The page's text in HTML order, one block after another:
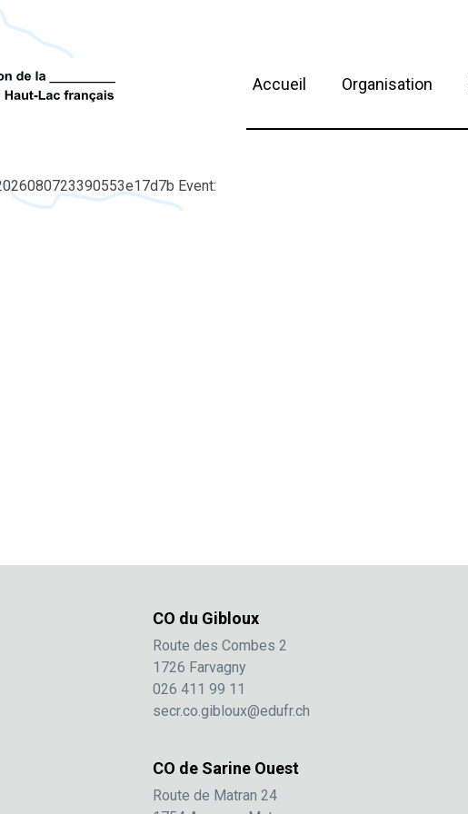
Accueil Organisation
Event:
CO du Gibloux
Route des Combes 2
1726 Farvagny
026 411 99 11
secr.co.gibloux@edufr.ch
CO de Sarine Ouest
Route de Matran 24